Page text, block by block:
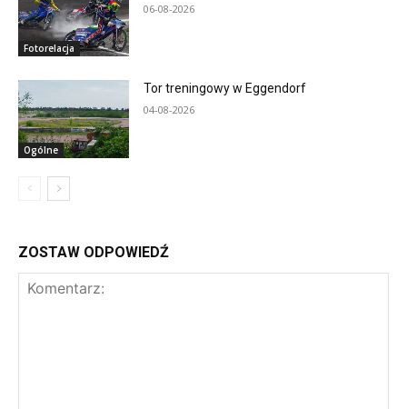
Fotorelacja
06-08-2026
Ogólne
Tor treningowy w Eggendorf
04-08-2026
ZOSTAW ODPOWIEDŹ